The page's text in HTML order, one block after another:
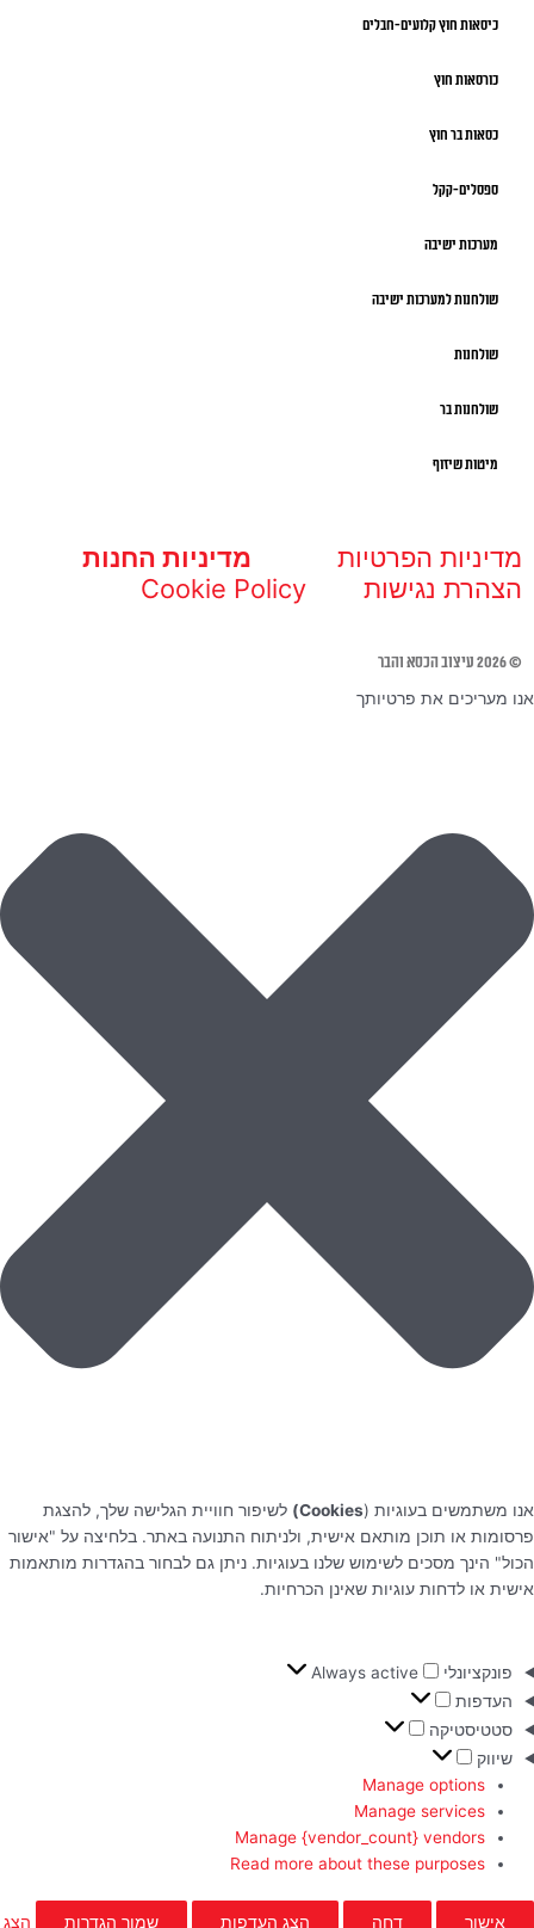
כיסאות חוץ קלועים-חבלים
כורסאות חוץ
כסאות בר חוץ
ספסלים-קקל
מערכות ישיבה
שולחנות למערכות ישיבה
שולחנות
שולחנות בר
מיטות שיזוף
מדיניות הפרטיות
מדיניות החנות
הצהרת נגישות
Cookie Policy
© 2026 עיצוב הכסא והבר
אנו מעריכים את פרטיותך
אנו משתמשים בעוגיות (Cookies)
לשיפור חוויית הגלישה שלך, להצגת
פרסומות או תוכן מותאם אישית, ולניתוח התנועה באתר. בלחיצה על "אישור
הכול" הינך מסכים לשימוש שלנו בעוגיות. ניתן גם לבחור בהגדרות מותאמות
אישית או לדחות עוגיות שאינן הכרחיות.
פונקציונלי
Always active
העדפות
סטטיסטיקה
שיווק
Manage options
Manage services
Manage {vendor_count} vendors
Read more about these purposes
אישור דחה הצג העדפות שמור הגדרות הצג